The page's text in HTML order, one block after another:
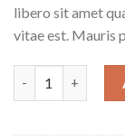
libero sit amet
vitae est. Mauris